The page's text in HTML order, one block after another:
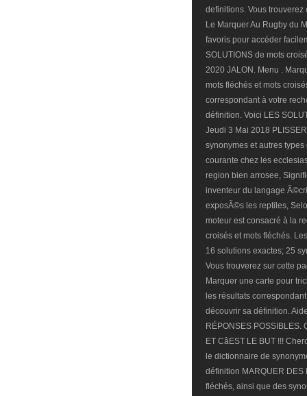
definitions. Vous
Le Marquer Au Rugby du
favoris pour accéder
SOLUTIONS de mots
2020 JALON. Menu .
mots fléchés et mots
correspondant à votre
définition. Voici LES
Jeudi 3 Mai 2018
synonymes et autres
courante chez les
region bien arrosee,
inventeur du langage
exposÃ©s les reptiles,
moteur est consacré à la
croisés et mots fléchés.
16 solutions exactes; 25
Vous trouverez sur cette
Marquer une carte pour
les résultats
découvrir sa définition.
RÉPONSES
ET CâEST LE BUT !!!
le dictionnaire de
définition MARQUER DES
fléchés, ainsi que des